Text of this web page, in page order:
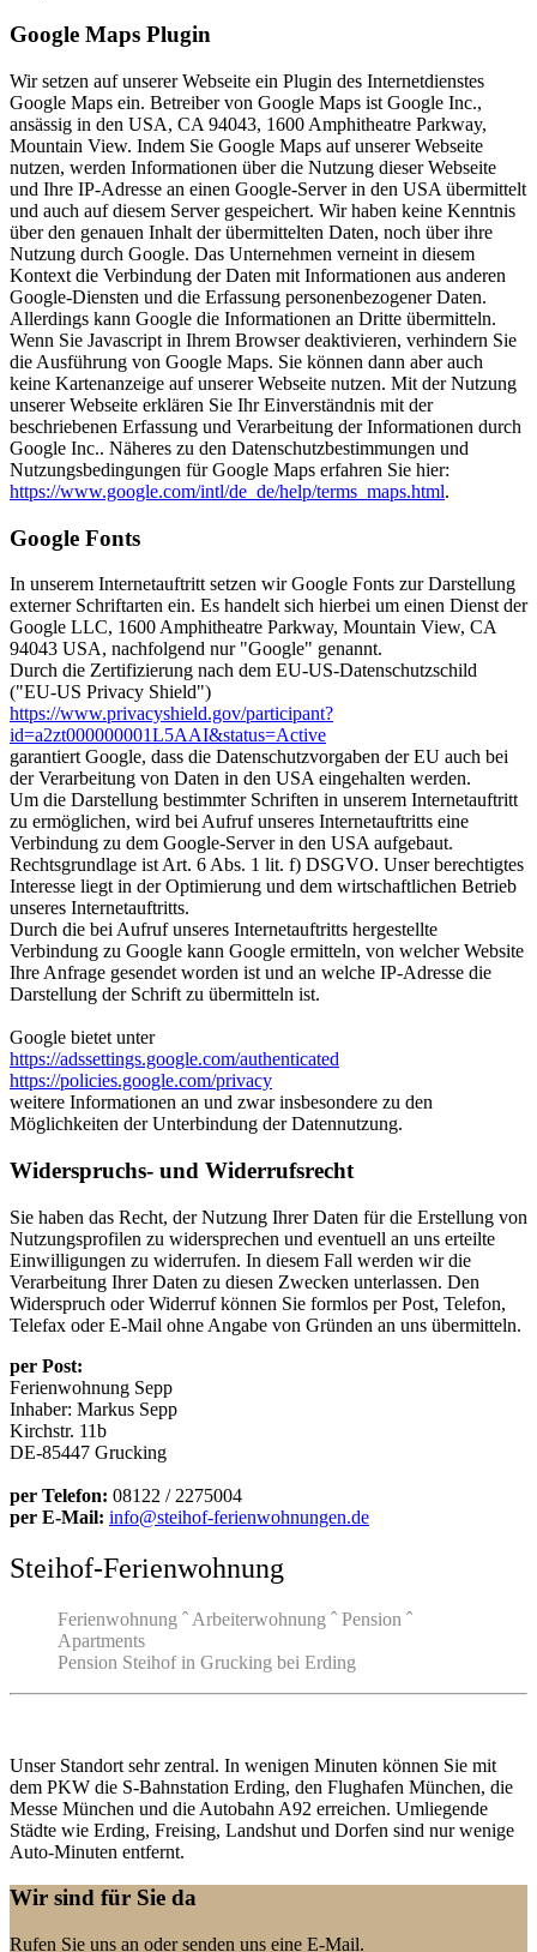
Google Maps Plugin
Wir setzen auf unserer Webseite ein Plugin des Internetdienstes
Google Maps ein. Betreiber von Google Maps ist Google Inc.,
ansässig in den USA, CA 94043, 1600 Amphitheatre Parkway,
Mountain View. Indem Sie Google Maps auf unserer Webseite
nutzen, werden Informationen über die Nutzung dieser Webseite
und Ihre IP-Adresse an einen Google-Server in den USA übermittelt
und auch auf diesem Server gespeichert. Wir haben keine Kenntnis
über den genauen Inhalt der übermittelten Daten, noch über ihre
Nutzung durch Google. Das Unternehmen verneint in diesem
Kontext die Verbindung der Daten mit Informationen aus anderen
Google-Diensten und die Erfassung personenbezogener Daten.
Allerdings kann Google die Informationen an Dritte übermitteln.
Wenn Sie Javascript in Ihrem Browser deaktivieren, verhindern Sie
die Ausführung von Google Maps. Sie können dann aber auch
keine Kartenanzeige auf unserer Webseite nutzen. Mit der Nutzung
unserer Webseite erklären Sie Ihr Einverständnis mit der
beschriebenen Erfassung und Verarbeitung der Informationen durch
Google Inc.. Näheres zu den Datenschutzbestimmungen und
Nutzungsbedingungen für Google Maps erfahren Sie hier:
https://www.google.com/intl/de_de/help/terms_maps.html.
Google Fonts
In unserem Internetauftritt setzen wir Google Fonts zur Darstellung
externer Schriftarten ein. Es handelt sich hierbei um einen Dienst der
Google LLC, 1600 Amphitheatre Parkway, Mountain View, CA
94043 USA, nachfolgend nur "Google" genannt.
Durch die Zertifizierung nach dem EU-US-Datenschutzschild
("EU-US Privacy Shield")
https://www.privacyshield.gov/participant?
id=a2zt000000001L5AAI&status=Active
garantiert Google, dass die Datenschutzvorgaben der EU auch bei
der Verarbeitung von Daten in den USA eingehalten werden.
Um die Darstellung bestimmter Schriften in unserem Internetauftritt
zu ermöglichen, wird bei Aufruf unseres Internetauftritts eine
Verbindung zu dem Google-Server in den USA aufgebaut.
Rechtsgrundlage ist Art. 6 Abs. 1 lit. f) DSGVO. Unser berechtigtes
Interesse liegt in der Optimierung und dem wirtschaftlichen Betrieb
unseres Internetauftritts.
Durch die bei Aufruf unseres Internetauftritts hergestellte
Verbindung zu Google kann Google ermitteln, von welcher Website
Ihre Anfrage gesendet worden ist und an welche IP-Adresse die
Darstellung der Schrift zu übermitteln ist.
Google bietet unter
https://adssettings.google.com/authenticated
https://policies.google.com/privacy
weitere Informationen an und zwar insbesondere zu den
Möglichkeiten der Unterbindung der Datennutzung.
Widerspruchs- und Widerrufsrecht
Sie haben das Recht, der Nutzung Ihrer Daten für die Erstellung von
Nutzungsprofilen zu widersprechen und eventuell an uns erteilte
Einwilligungen zu widerrufen. In diesem Fall werden wir die
Verarbeitung Ihrer Daten zu diesen Zwecken unterlassen. Den
Widerspruch oder Widerruf können Sie formlos per Post, Telefon,
Telefax oder E-Mail ohne Angabe von Gründen an uns übermitteln.
per Post:
Ferienwohnung Sepp
Inhaber: Markus Sepp
Kirchstr. 11b
DE-85447 Grucking
per Telefon: 08122 / 2275004
per E-Mail: info@steihof-ferienwohnungen.de
Steihof-Ferienwohnung
Ferienwohnung ˆ Arbeiterwohnung ˆ Pension ˆ
Apartments
Pension Steihof in Grucking bei Erding
Unser Standort sehr zentral. In wenigen Minuten können Sie mit
dem PKW die S-Bahnstation Erding, den Flughafen München, die
Messe München und die Autobahn A92 erreichen. Umliegende
Städte wie Erding, Freising, Landshut und Dorfen sind nur wenige
Auto-Minuten entfernt.
Wir sind für Sie da
Rufen Sie uns an oder senden uns eine E-Mail.